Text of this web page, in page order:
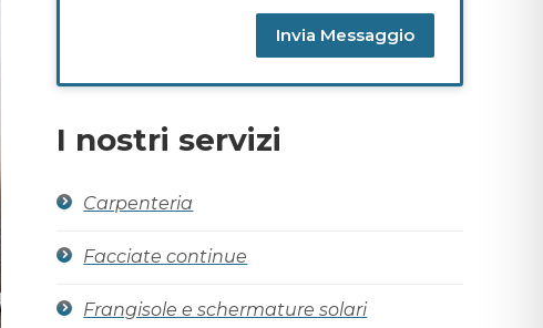
Invia Messaggio
Alternative:
I nostri servizi
Carpenteria
Facciate continue
Frangisole e schermature solari